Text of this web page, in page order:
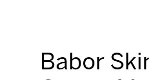
Babor